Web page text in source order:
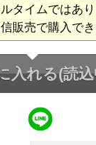
タイムではあり
販売で購入でき
入れる(読